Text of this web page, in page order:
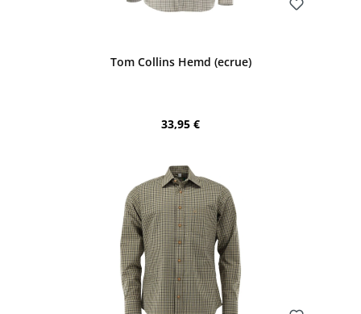
Tom Collins Hemd (ecrue)
Regulärer Preis:
33,95 €